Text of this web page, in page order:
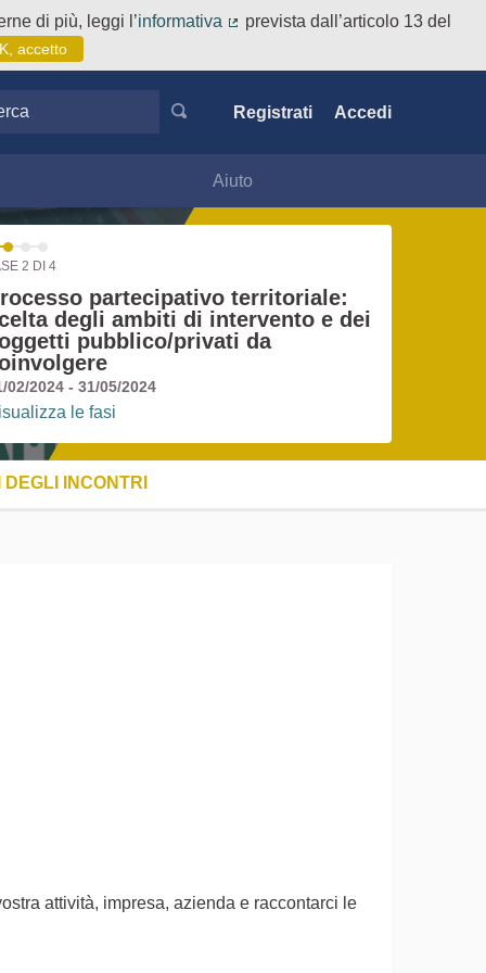
di più, leggi l’informativa
prevista dall’articolo 13 del
accetto
Registrati Accedi
Aiuto
2 DI 4
partecipativo territoriale:
degli ambiti di intervento e dei
pubblico/privati da
02/2024 - 31/05/2024
le fasi
INCONTRI
attività, impresa, azienda e raccontarci le